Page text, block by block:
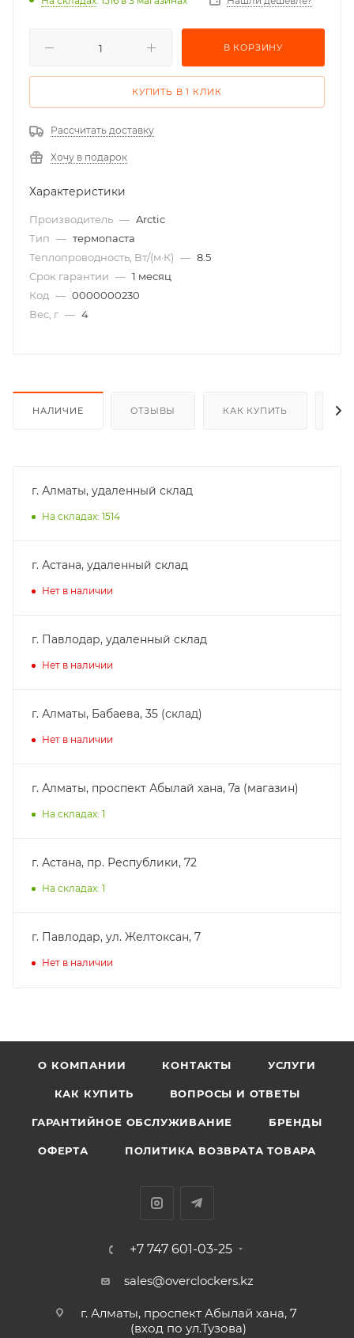
В КОРЗИНУ
КУПИТЬ В 1 КЛИК
Рассчитать доставку
Хочу в подарок
Характеристики
Производитель — Arctic
Тип — термопаста
Теплопроводность, Вт/(м·К) — 8.5
Срок гарантии — 1 месяц
Код — 0000000230
Вес, г — 4
НАЛИЧИЕ ОТЗЫВЫ КАК КУПИТЬ
г. Алматы, удаленный склад
На складах: 1514
г. Астана, удаленный склад
Нет в наличии
г. Павлодар, удаленный склад
Нет в наличии
г. Алматы, Бабаева, 35 (склад)
Нет в наличии
г. Алматы, проспект Абылай хана, 7а (магазин)
На складах: 1
г. Астана, пр. Республики, 72
На складах: 1
г. Павлодар, ул. Желтоксан, 7
Нет в наличии
О КОМПАНИИ КОНТАКТЫ УСЛУГИ
КАК КУПИТЬ ВОПРОСЫ И ОТВЕТЫ
ГАРАНТИЙНОЕ ОБСЛУЖИВАНИЕ БРЕНДЫ
ОФЕРТА ПОЛИТИКА ВОЗВРАТА ТОВАРА
+7 747 601-03-25
sales@overclockers.kz
г. Алматы, проспект Абылай хана, 7
(вход по ул.Тузова)